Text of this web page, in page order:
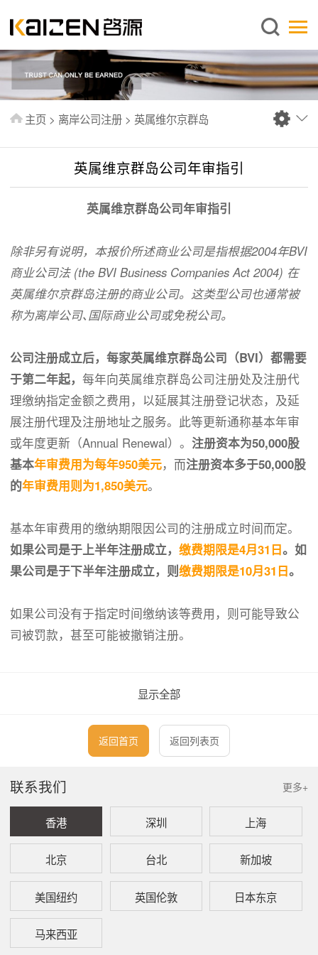
简体中文
关于启源
服务范围
新闻中心
出版刊物
常见问题
联系我们
主页 > 离岸公司注册 > 英属维尔京群岛
英属维京群岛公司年审指引
英属维京群岛公司年审指引
除非另有说明，本报价所述商业公司是指根据2004年BVI
商业公司法 (the BVI Business Companies Act 2004) 在
英属维尔京群岛注册的商业公司。这类型公司也通常被
称为离岸公司､国际商业公司或免税公司。
公司注册成立后，每家英属维京群岛公司（BVI）都需要
于第二年起， 每年向英属维京群岛公司注册处及注册代
理缴纳指定金额之费用，以延展其注册登记状态，及延
展注册代理及注册地址之服务。此等更新通称基本年审
或年度更新（Annual Renewal）。 注册资本为50,000股
基本年审费用为每年950美元，而注册资本多于50,000股
的年审费用则为1,850美元。
基本年审费用的缴纳期限因公司的注册成立时间而定。
如果公司是于上半年注册成立， 缴费期限是4月31日。 如
果公司是于下半年注册成立，则缴费期限是10月31日。
如果公司没有于指定时间缴纳该等费用，则可能导致公
司被罚款，甚至可能被撤销注册。
经济实质（公司和有限合伙企业）法案
过与年审同时办理。
本指引所列年审及经济实质申报费用仅供参考，实际费
用以本所专业顾问所提供之报价为准。
一、 英属维京群岛公司年度合规维护
1、 基本年审
英属维京群岛公司注册成立后第二年起每年
需要缴纳一次年审费用。每年的维护费用主
显示全部
返回首页 返回列表页
更多+
联系我们
香港 深圳 上海
北京 台北 新加坡
美国纽约 英国伦敦 日本东京
马来西亚